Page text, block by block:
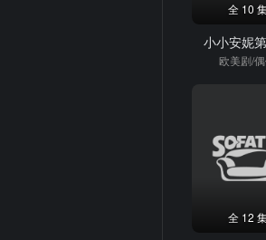
全 10
小小安妮
欧美剧/
全 12